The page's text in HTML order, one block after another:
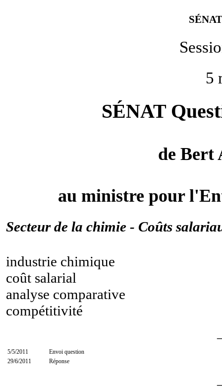
5
SÉNAT
de Bert
au ministre pour
Secteur de la chimie - Coûts
industrie chimique
coût salarial
analyse comparative
compétitivité
5/5/2011
Envoi question
29/6/2011
Réponse